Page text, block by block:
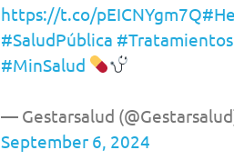
https://t.co/pEICNYgm7Q
#SaludPública #Tratamientos
#MinSalud
— Gestarsalud
September 6, 2024